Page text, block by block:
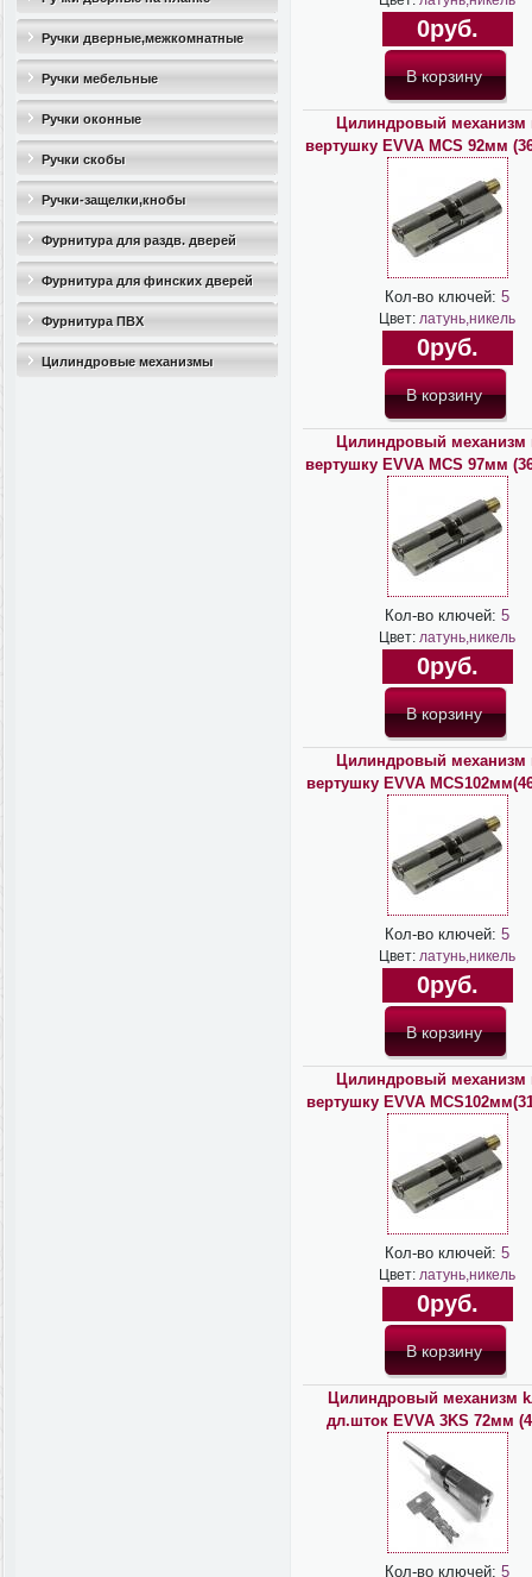
Ручки дверные,межкомнатные
Ручки мебельные
Ручки оконные
Ручки скобы
Ручки-защелки,кнобы
Фурнитура для раздв. дверей
Фурнитура для финских дверей
Фурнитура ПВХ
Цилиндровые механизмы
0руб.
Цилиндровый механизм
вертушку EVVA MCS 92мм
Кол-во ключей: 5
Цвет: латунь,никель
0руб.
Цилиндровый механизм
вертушку EVVA MCS 97мм
Кол-во ключей: 5
Цвет: латунь,никель
0руб.
Цилиндровый механизм
вертушку EVVA
Кол-во ключей: 5
Цвет: латунь,никель
0руб.
Цилиндровый механизм
вертушку EVVA
Кол-во ключей: 5
Цвет: латунь,никель
0руб.
Цилиндровый механизм
дл.шток EVVA 3KS 72мм
Кол-во ключей: 5